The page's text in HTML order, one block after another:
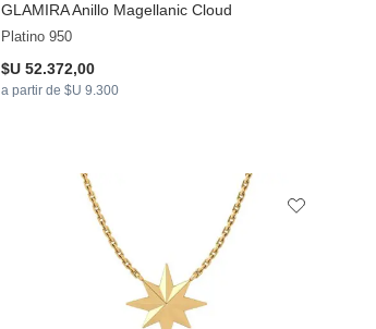
GLAMIRAAnillo Magellanic Cloud
Platino 950
$U 52.372,00
a partir de $U 9.300